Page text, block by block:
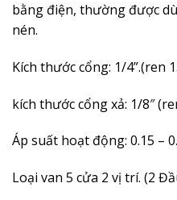
bằng điện, thường được
nén.
Kích thước cổng: 1/4”.(ren
kích thước cổng xả: 1/8″
Áp suất hoạt động: 0.15 –
Loại van 5 cửa 2 vị trí. (2